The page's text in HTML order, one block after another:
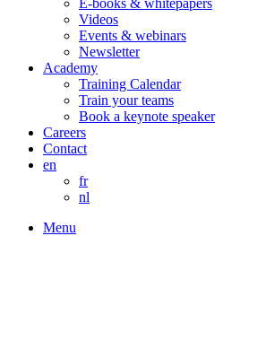
E-books & whitepapers
Videos
Events & webinars
Newsletter
Academy
Training Calendar
Train your teams
Book a keynote speaker
Careers
Contact
en
fr
nl
Menu